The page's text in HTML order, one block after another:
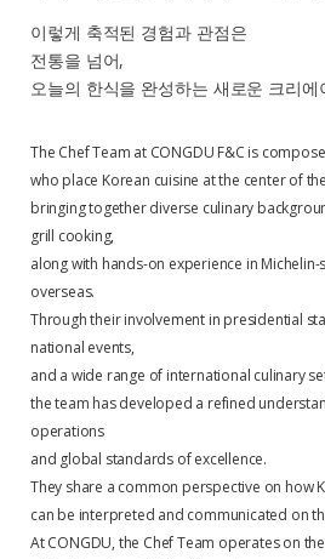
이렇게 축적된 경험과 관점은
전통을 넘어,
오늘의 한식을 완성하는 새로운 크리
The Chef Team at CONGDU F&C is
who place Korean cuisine at the center of
bringing together diverse culinary
grill cooking,
along with hands-on experience in
overseas.
Through their involvement in presidential
national events,
and a wide range of international culinary
the team has developed a refined
operations
and global standards of excellence.
They share a common perspective on how
can be interpreted and communicated on
At CONGDU, the Chef Team operates on